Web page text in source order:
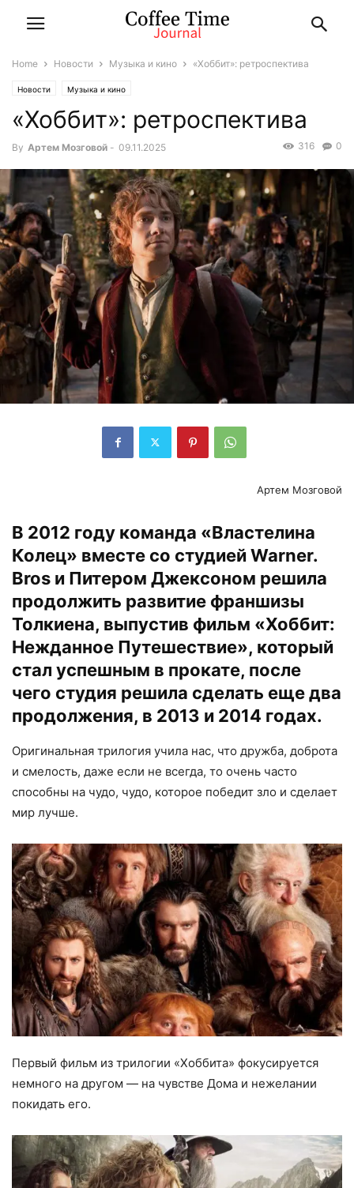
Home Новости Музыка и кино «Хоббит»: ретроспектива
Новости Музыка и кино
«Хоббит»: ретроспектива
By Артем Мозговой - 09.11.2025 0
316
Артем Мозговой
В 2012 году команда «Властелина
Колец» вместе со студией Warner.
Bros и Питером Джексоном решила
продолжить развитие франшизы
Толкиена, выпустив фильм «Хоббит:
Нежданное Путешествие», который
стал успешным в прокате, после
чего студия решила сделать еще два
продолжения, в 2013 и 2014 годах.
Оригинальная трилогия учила нас, что дружба, доброта
и смелость, даже если не всегда, то очень часто
способны на чудо, чудо, которое победит зло и сделает
мир лучше.
Первый фильм из трилогии «Хоббита» фокусируется
немного на другом — на чувстве Дома и нежелании
покидать его.